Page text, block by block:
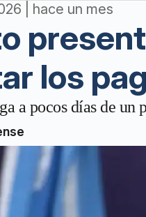
| hace un mes
los
a pocos días de un